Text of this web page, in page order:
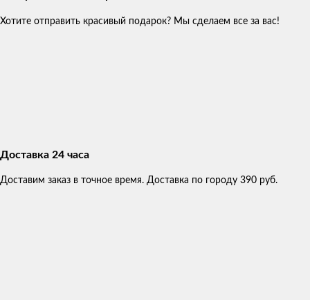
Хотите отправить красивый подарок? Мы сделаем все за вас!
Доставка 24 часа
Доставим заказ в точное время. Доставка по городу 390 руб.